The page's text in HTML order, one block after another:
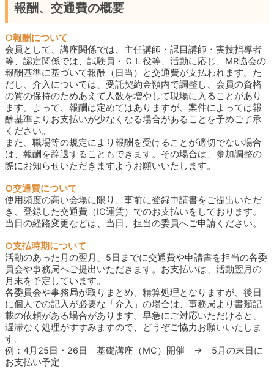
報酬、交通費の概要
○報酬について
会員として、講座関係では、主任講師・課目講師・実技指導者
等、認定関係では、試験員・ＣＬ役等、活動に応じ、MR協会の
報酬基準に基づいて報酬（日当）と交通費が支払われます。た
だし、介入については、受託契約金額内で調整し、会員の資格
の質の保持のためあえて人数を増やして現場に入ることがあり
ます。よって、報酬は定めてはありますが、案件によっては報
酬基準よりお支払いが少なくなる場合があることを予めご了承
ください。
また、職場等の規定により報酬を受けることが適切でない場合
は、報酬を辞退することもできます。その場合は、参加調整の
際にお知らせいただきますようお願いいたします。
○交通費について
使用頻度の高い会場に限り、事前に登録申請書をご提出いただ
き、登録した交通費（IC運賃）でのお支払いをしております。
当日の経路変更などは、当日、担当の委員へご申請ください。
○支払時期について
活動のあった月の翌月、5日までに交通費や申請書を担当の各委
員会や事務局へご提出いただきます。お支払いは、活動翌月の
月末を予定しています。
各委員会や事務局が取りまとめ、精算処理となりますが、後日
に個人での記入が必要な「介入」の場合は、事務局より書類記
載の依頼がある場合があります。早急にご対応いただけると、
遅滞なく処理がすすみますので、どうぞご協力お願いいたしま
す。
例：4月25日・26日 基礎講座（MC）開催 → 5月の末日に
お支払い予定